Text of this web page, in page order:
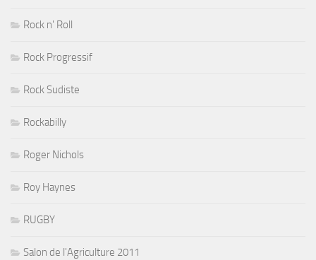
Rock n' Roll
Rock Progressif
Rock Sudiste
Rockabilly
Roger Nichols
Roy Haynes
RUGBY
Salon de l'Agriculture 2011